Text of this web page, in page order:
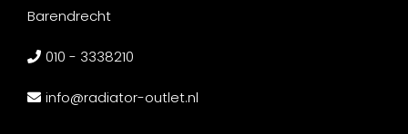
Barendrecht
010 - 3338210
info@radiator-outlet.nl